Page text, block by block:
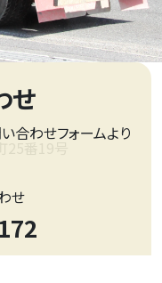
せ
合わせフォームより
せ
番19号